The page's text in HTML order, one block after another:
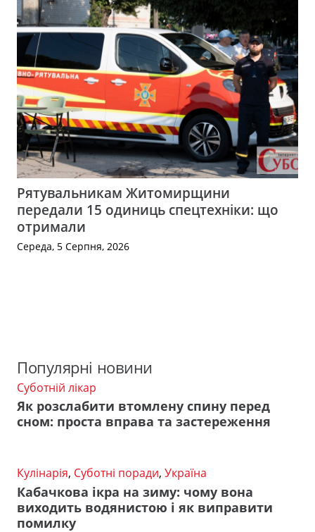
Рятувальникам Житомирщини
передали 15 одиниць спецтехніки: що
отримали
Середа, 5 Серпня, 2026
Популярні новини
Суботній лікар
Як розслабити втомлену спину перед
сном: проста вправа та застереження
Кулінарія, Суботні поради, Україна
Кабачкова ікра на зиму: чому вона
виходить водянистою і як виправити
помилку